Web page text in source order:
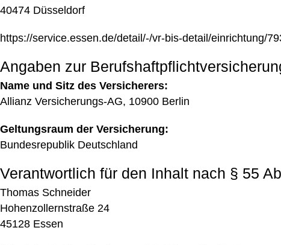
40474 Düsseldorf
https://service.essen.de/detail/-/vr-bis-detail/einrichtung/
Angaben zur
Name und Sitz des Versicherers:
Allianz Versicherungs-AG, 10900 Berlin
Geltungsraum der Versicherung:
Bundesrepublik Deutschland
Verantwortlich für den Inhalt nach § 55
Thomas Schneider
Hohenzollernstraße 24
45128 Essen